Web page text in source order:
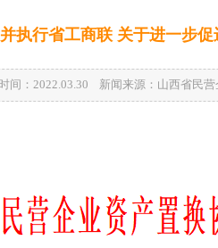
执行省工商联 关于进一步
间：2022.03.30 新闻来源：山西省民